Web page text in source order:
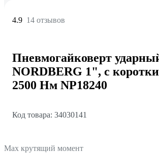
4.9 14 отзывов
Пневмогайковерт
NORDBERG 1", с
2500 Нм NP18240
Код товара: 34030141
Max крутящий момент